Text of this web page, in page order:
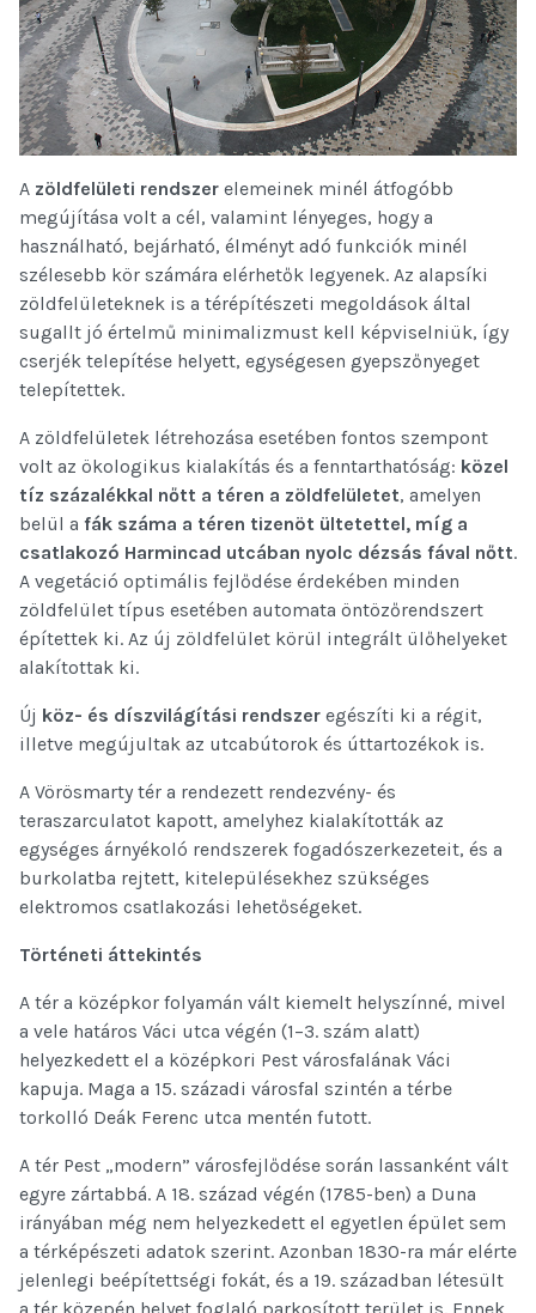
A zöldfelületi rendszer elemeinek minél átfogóbb
megújítása volt a cél, valamint lényeges, hogy a
használható, bejárható, élményt adó funkciók minél
szélesebb kör számára elérhetők legyenek. Az alapsíki
zöldfelületeknek is a térépítészeti megoldások által
sugallt jó értelmű minimalizmust kell képviselniük, így
cserjék telepítése helyett, egységesen gyepszőnyeget
telepítettek.
A zöldfelületek létrehozása esetében fontos szempont
volt az ökologikus kialakítás és a fenntarthatóság: közel
tíz százalékkal nőtt a téren a zöldfelületet, amelyen
belül a fák száma a téren tizenöt ültetettel, míg a
csatlakozó Harmincad utcában nyolc dézsás fával nőtt.
A vegetáció optimális fejlődése érdekében minden
zöldfelület típus esetében automata öntözőrendszert
építettek ki. Az új zöldfelület körül integrált ülőhelyeket
alakítottak ki.
Új köz- és díszvilágítási rendszer egészíti ki a régit,
illetve megújultak az utcabútorok és úttartozékok is.
A Vörösmarty tér a rendezett rendezvény- és
teraszarculatot kapott, amelyhez kialakították az
egységes árnyékoló rendszerek fogadószerkezeteit, és a
burkolatba rejtett, kitelepülésekhez szükséges
elektromos csatlakozási lehetőségeket.
Történeti áttekintés
A tér a középkor folyamán vált kiemelt helyszínné, mivel
a vele határos Váci utca végén (1–3. szám alatt)
helyezkedett el a középkori Pest városfalának Váci
kapuja. Maga a 15. századi városfal szintén a térbe
torkolló Deák Ferenc utca mentén futott.
A tér Pest „modern” városfejlődése során lassanként vált
egyre zártabbá. A 18. század végén (1785-ben) a Duna
irányában még nem helyezkedett el egyetlen épület sem
a térképészeti adatok szerint. Azonban 1830-ra már elérte
jelenlegi beépítettségi fokát, és a 19. században létesült